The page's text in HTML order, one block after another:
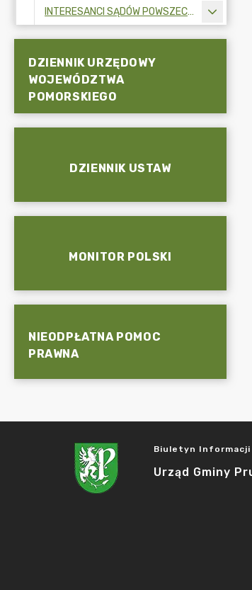
INTERESANCI SĄDÓW POWSZECHNYCH
DZIENNIK URZĘDOWY
WOJEWÓDZTWA
POMORSKIEGO
DZIENNIK USTAW
MONITOR POLSKI
NIEODPŁATNA POMOC
PRAWNA
Biuletyn Informacji
Urząd Gminy